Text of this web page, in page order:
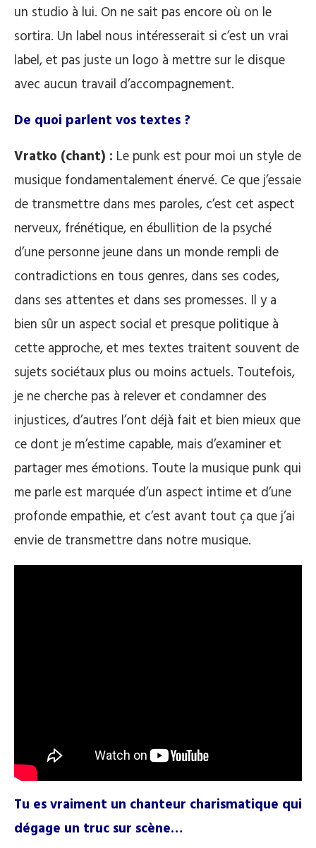
un studio à lui. On ne sait pas encore où on le
sortira. Un label nous intéresserait si c’est un vrai
label, et pas juste un logo à mettre sur le disque
avec aucun travail d’accompagnement.
De quoi parlent vos textes ?
Vratko (chant) : Le punk est pour moi un style de
musique fondamentalement énervé. Ce que j’essaie
de transmettre dans mes paroles, c’est cet aspect
nerveux, frénétique, en ébullition de la psyché
d’une personne jeune dans un monde rempli de
contradictions en tous genres, dans ses codes,
dans ses attentes et dans ses promesses. Il y a
bien sûr un aspect social et presque politique à
cette approche, et mes textes traitent souvent de
sujets sociétaux plus ou moins actuels. Toutefois,
je ne cherche pas à relever et condamner des
injustices, d’autres l’ont déjà fait et bien mieux que
ce dont je m’estime capable, mais d’examiner et
partager mes émotions. Toute la musique punk qui
me parle est marquée d’un aspect intime et d’une
profonde empathie, et c’est avant tout ça que j’ai
envie de transmettre dans notre musique.
Tu es vraiment un chanteur charismatique qui
dégage un truc sur scène…